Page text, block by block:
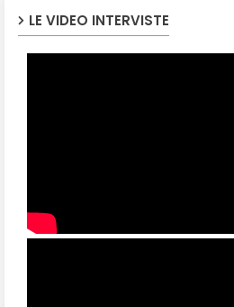
LE VIDEO INTERVISTE